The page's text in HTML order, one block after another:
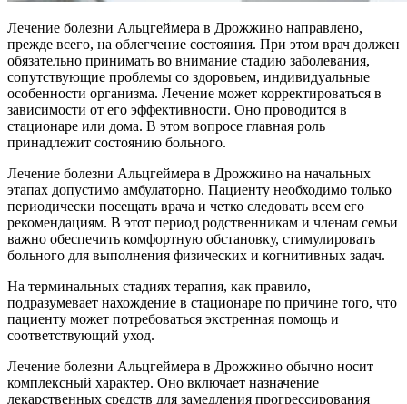
Лечение болезни Альцгеймера в Дрожжино направлено,
прежде всего, на облегчение состояния. При этом врач должен
обязательно принимать во внимание стадию заболевания,
сопутствующие проблемы со здоровьем, индивидуальные
особенности организма. Лечение может корректироваться в
зависимости от его эффективности. Оно проводится в
стационаре или дома. В этом вопросе главная роль
принадлежит состоянию больного.
Лечение болезни Альцгеймера в Дрожжино на начальных
этапах допустимо амбулаторно. Пациенту необходимо только
периодически посещать врача и четко следовать всем его
рекомендациям. В этот период родственникам и членам семьи
важно обеспечить комфортную обстановку, стимулировать
больного для выполнения физических и когнитивных задач.
На терминальных стадиях терапия, как правило,
подразумевает нахождение в стационаре по причине того, что
пациенту может потребоваться экстренная помощь и
соответствующий уход.
Лечение болезни Альцгеймера в Дрожжино обычно носит
комплексный характер. Оно включает назначение
лекарственных средств для замедления прогрессирования